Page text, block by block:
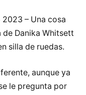
– Una cosa
Danika Whitsett
silla de ruedas.
aunque ya
le pregunta por